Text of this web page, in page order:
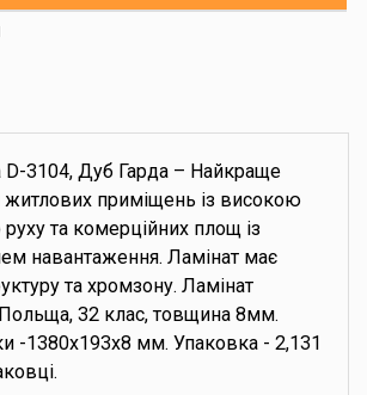
D-3104, Дуб Гарда – Найкраще
житлових приміщень із високою
руху та комерційних площ із
навантаження. Ламінат має
та хромзону. Ламінат
32 клас, товщина 8мм.
-1380х193х8 мм. Упаковка - 2,131